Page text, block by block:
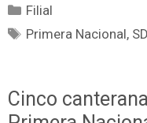
Filial
Primera Nacional,
Cinco